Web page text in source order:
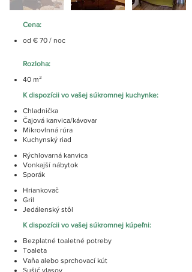
Cena:
od € 70 / noc
Rozloha:
40 m²
K dispozícii vo vašej súkromnej kuchynke:
Chladnička
Čajová kanvica/kávovar
Mikrovlnná rúra
Kuchynský riad
Rýchlovarná kanvica
Vonkajší nábytok
Sporák
Hriankovač
Gril
Jedálenský stôl
K dispozícii vo vašej súkromnej kúpeľni:
Bezplatné toaletné potreby
Toaleta
Vaňa alebo sprchovací kút
Sušič vlasov